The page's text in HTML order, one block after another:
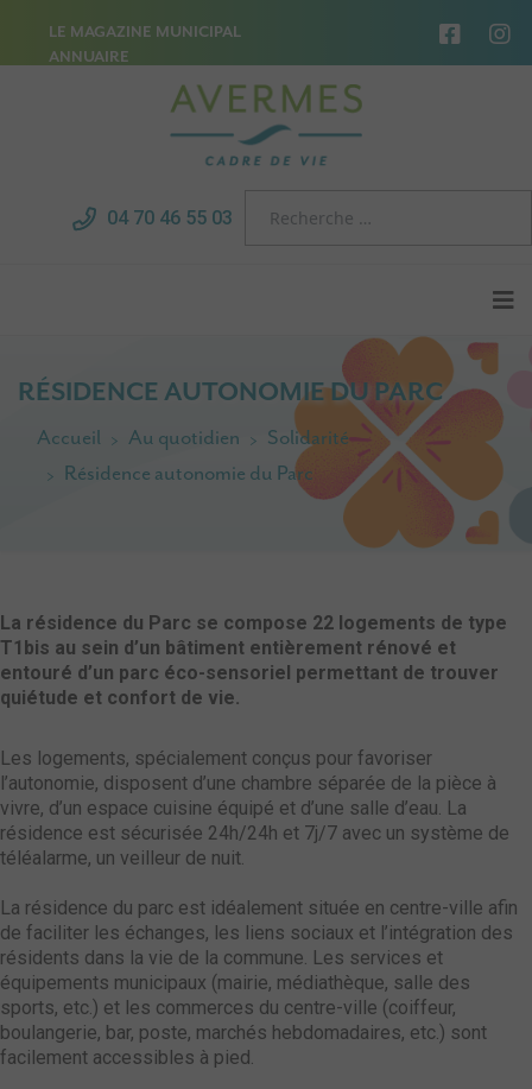
LE MAGAZINE MUNICIPAL
ANNUAIRE
04 70 46 55 03
RÉSIDENCE AUTONOMIE DU PARC
Accueil Au quotidien
Solidarité
Résidence autonomie du Parc
La résidence du Parc se compose 22 logements de type
T1bis au sein d’un bâtiment entièrement rénové et
entouré d’un parc éco-sensoriel permettant de trouver
quiétude et confort de vie.
Les logements, spécialement conçus pour favoriser
l’autonomie, disposent d’une chambre séparée de la pièce à
vivre, d’un espace cuisine équipé et d’une salle d’eau. La
résidence est sécurisée 24h/24h et 7j/7 avec un système de
téléalarme, un veilleur de nuit.
La résidence du parc est idéalement située en centre-ville afin
de faciliter les échanges, les liens sociaux et l’intégration des
résidents dans la vie de la commune. Les services et
équipements municipaux (mairie, médiathèque, salle des
sports, etc.) et les commerces du centre-ville (coiffeur,
boulangerie, bar, poste, marchés hebdomadaires, etc.) sont
facilement accessibles à pied.